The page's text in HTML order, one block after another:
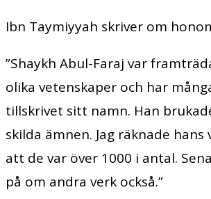
Ibn Taymiyyah skriver om
”Shaykh Abul-Faraj var
olika vetenskaper och har
tillskrivet sitt namn. Han
skilda ämnen. Jag räknade hans
att de var över 1000 i antal.
på om andra verk också.”